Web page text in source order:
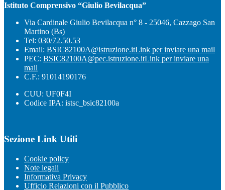
Istituto Comprensivo “Giulio Bevilacqua”
Via Cardinale Giulio Bevilacqua n° 8 - 25046, Cazzago San
Martino (Bs)
Tel: 030/72.50.53
Email: BSIC82100A@istruzione.itLink per inviare una mail
PEC: BSIC82100A@pec.istruzione.itLink per inviare una
mail
C.F.: 91014190176
CUU: UF0F4I
Codice IPA: istsc_bsic82100a
Sezione Link Utili
Cookie policy
Note legali
Informativa Privacy
Ufficio Relazioni con il Pubblico